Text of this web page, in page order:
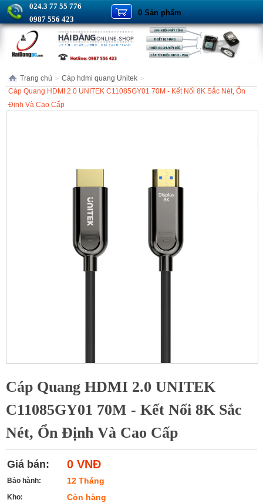
024.3 77 55 776
0987 556 423
0 Sản phẩm
Trang chủ > Cáp hdmi quang Unitek >
Cáp Quang HDMI 2.0 UNITEK C11085GY01 70M - Kết Nối 8K Sắc Nét, Ổn
Định Và Cao Cấp
Cáp Quang HDMI 2.0 UNITEK
C11085GY01 70M - Kết Nối 8K Sắc
Nét, Ổn Định Và Cao Cấp
Giá bán: 0 VNĐ
Bảo hành: 12 Tháng
Kho: Còn hàng